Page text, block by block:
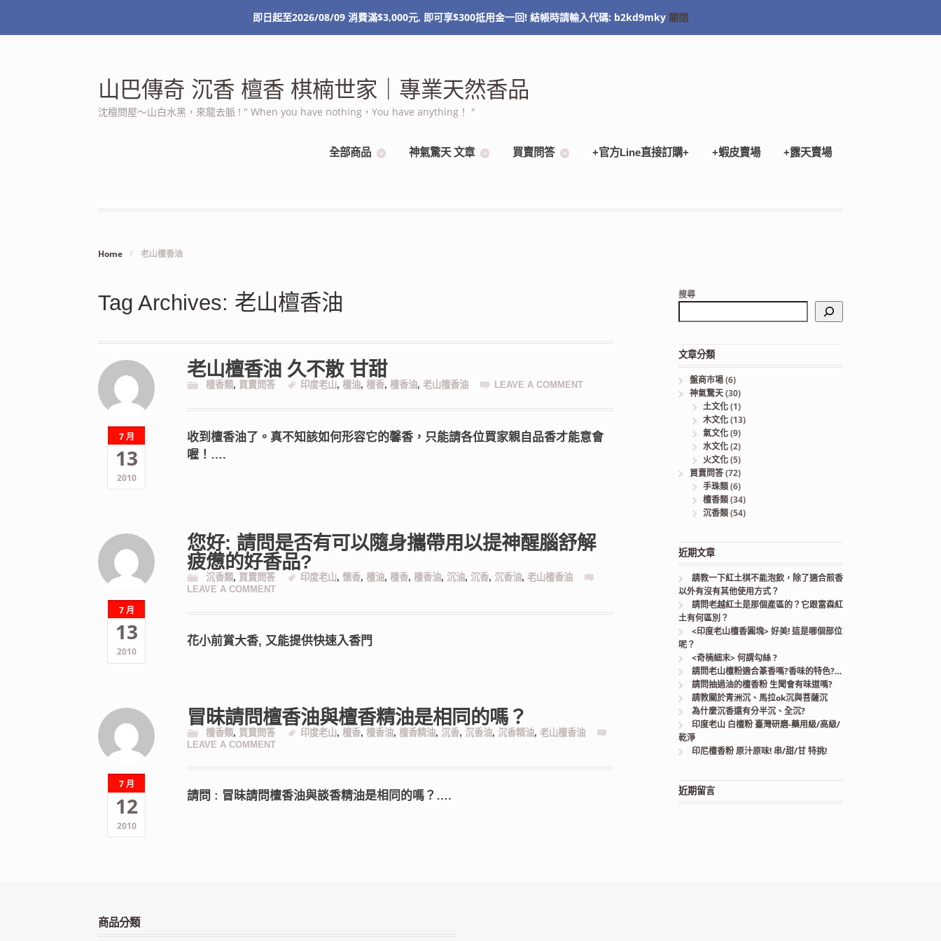
我的帳號 NT$0 0 items Checkout
山巴傳奇 沉香 檀香 棋楠世家｜專業天然香品
沈檀問屋～山白水黑，來龍去脈 ! " When you have nothing，You have anything！ "
全部商品 神氣驚天 文章 買賣問答 +官方Line直接訂購+ +蝦皮賣場 +露天賣場
Home / 老山檀香油
Tag Archives: 老山檀香油
7 月
13
2010
老山檀香油 久不散 甘甜
檀香類, 買賣問答 印度老山, 檀油, 檀香, 檀香油, 老山檀香油 LEAVE A COMMENT
收到檀香油了。真不知該如何形容它的馨香，只能請各位買家親自品香才能意會
喔！….
7 月
13
2010
您好: 請問是否有可以隨身攜帶用以提神醒腦舒解
疲憊的好香品?
沉香類, 買賣問答 印度老山, 懷香, 檀油, 檀香, 檀香油, 沉油, 沉香, 沉香油, 老山檀香油
LEAVE A COMMENT
花小前賞大香, 又能提供快速入香門
7 月
12
2010
冒昧請問檀香油與檀香精油是相同的嗎？
檀香類, 買賣問答 印度老山, 檀香, 檀香油, 檀香精油, 沉香, 沉香油, 沉香精油, 老山檀香油
LEAVE A COMMENT
請問 : 冒昧請問檀香油與談香精油是相同的嗎？….
搜尋
文章分類
盤商市場(6)
神氣驚天(30)
土文化(1)
木文化(13)
氣文化(9)
水文化(2)
火文化(5)
買賣問答(72)
手珠類(6)
檀香類(34)
沉香類(54)
近期文章
請教一下紅土棋不能泡飲，除了適合煎香
以外有沒有其他使用方式？
請問老越紅土是那個產區的？它跟富森紅
土有何區別？
<印度老山檀香圓塊> 好美! 這是哪個部位
呢？
<奇楠細末> 何謂勾絲 ?
請問老山檀粉適合篆香嗎?香味的特色?…
請問抽過油的檀香粉 生聞會有味道嗎?
請教關於青洲沉、馬拉ok沉與菩薩沉
為什麼沉香還有分半沉、全沉?
印度老山 白檀粉 臺灣研磨-藥用級/高級/
乾淨
印尼檀香粉 原汁原味! 串/甜/甘 特挑!
近期留言
商品分類
即日起至2026/08/09 消費滿$3,000元, 即可享$300抵用金一回! 結帳時請輸入代碼: b2kd9mky 關閉